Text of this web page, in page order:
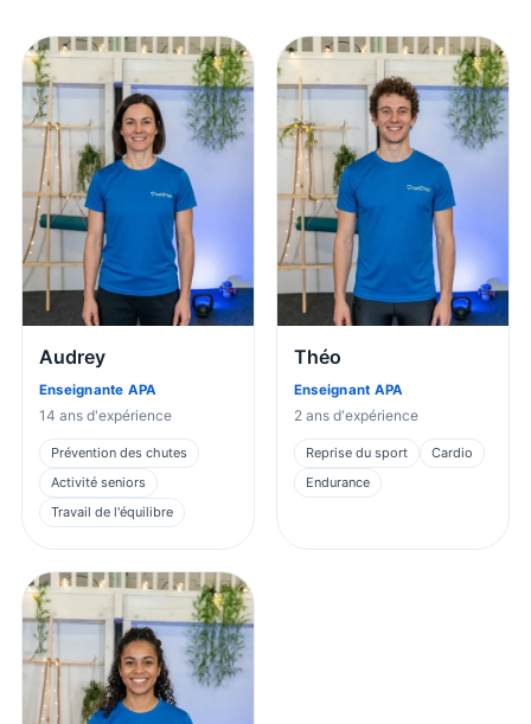
Audrey
Enseignante APA
14 ans d'expérience
Prévention des chutes
Activité seniors
Travail de l'équilibre
Théo
Enseignant APA
2 ans d'expérience
Reprise du sport
Cardio
Endurance